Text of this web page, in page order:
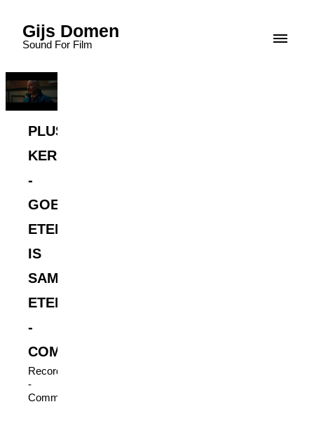
Gijs Domen
Sound For Film
PLUS
KERST
-
GOED
ETEN
IS
SAMEN
ETEN
-
COMMERCIAL
Recording
-
Commercial